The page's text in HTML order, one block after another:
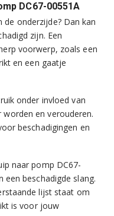
DC67-00551A
onderzijde? Dan kan
zijn. Een
voorwerp, zoals een
en een gaatje
onder invloed van
en verouderen.
beschadigingen en
naar pomp DC67-
een beschadigde slang.
lijst staat om
is voor jouw